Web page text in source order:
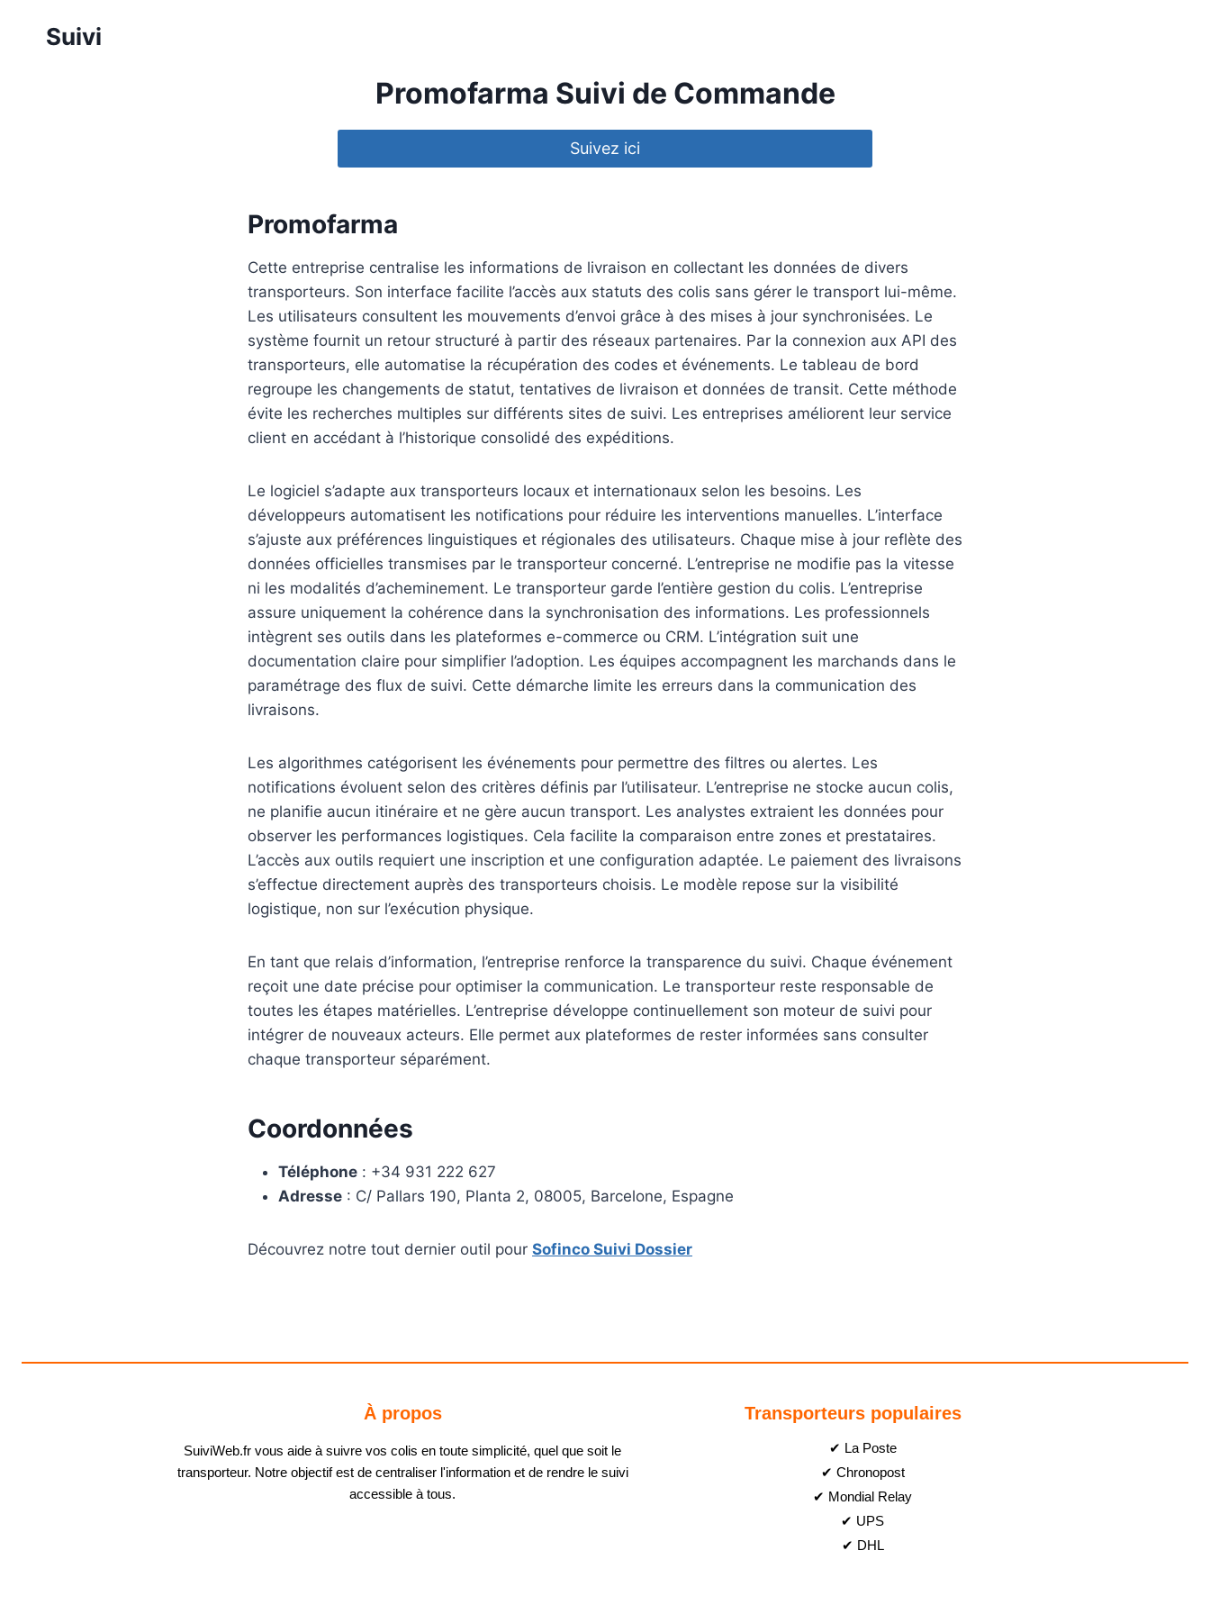
Suivi
Promofarma Suivi de Commande
Suivez ici
Promofarma
Cette entreprise centralise les informations de livraison en collectant les données de divers
transporteurs. Son interface facilite l’accès aux statuts des colis sans gérer le transport lui-même.
Les utilisateurs consultent les mouvements d’envoi grâce à des mises à jour synchronisées. Le
système fournit un retour structuré à partir des réseaux partenaires. Par la connexion aux API des
transporteurs, elle automatise la récupération des codes et événements. Le tableau de bord
regroupe les changements de statut, tentatives de livraison et données de transit. Cette méthode
évite les recherches multiples sur différents sites de suivi. Les entreprises améliorent leur service
client en accédant à l’historique consolidé des expéditions.
Le logiciel s’adapte aux transporteurs locaux et internationaux selon les besoins. Les
développeurs automatisent les notifications pour réduire les interventions manuelles. L’interface
s’ajuste aux préférences linguistiques et régionales des utilisateurs. Chaque mise à jour reflète des
données officielles transmises par le transporteur concerné. L’entreprise ne modifie pas la vitesse
ni les modalités d’acheminement. Le transporteur garde l’entière gestion du colis. L’entreprise
assure uniquement la cohérence dans la synchronisation des informations. Les professionnels
intègrent ses outils dans les plateformes e-commerce ou CRM. L’intégration suit une
documentation claire pour simplifier l’adoption. Les équipes accompagnent les marchands dans le
paramétrage des flux de suivi. Cette démarche limite les erreurs dans la communication des
livraisons.
Les algorithmes catégorisent les événements pour permettre des filtres ou alertes. Les
notifications évoluent selon des critères définis par l’utilisateur. L’entreprise ne stocke aucun colis,
ne planifie aucun itinéraire et ne gère aucun transport. Les analystes extraient les données pour
observer les performances logistiques. Cela facilite la comparaison entre zones et prestataires.
L’accès aux outils requiert une inscription et une configuration adaptée. Le paiement des livraisons
s’effectue directement auprès des transporteurs choisis. Le modèle repose sur la visibilité
logistique, non sur l’exécution physique.
En tant que relais d’information, l’entreprise renforce la transparence du suivi. Chaque événement
reçoit une date précise pour optimiser la communication. Le transporteur reste responsable de
toutes les étapes matérielles. L’entreprise développe continuellement son moteur de suivi pour
intégrer de nouveaux acteurs. Elle permet aux plateformes de rester informées sans consulter
chaque transporteur séparément.
Coordonnées
Téléphone : +34 931 222 627
Adresse : C/ Pallars 190, Planta 2, 08005, Barcelone, Espagne
Découvrez notre tout dernier outil pour Sofinco Suivi Dossier
À propos
SuiviWeb.fr vous aide à suivre vos colis en toute simplicité, quel que soit le
transporteur. Notre objectif est de centraliser l'information et de rendre le suivi
accessible à tous.
Transporteurs populaires
✔ La Poste
✔ Chronopost
✔ Mondial Relay
✔ UPS
✔ DHL